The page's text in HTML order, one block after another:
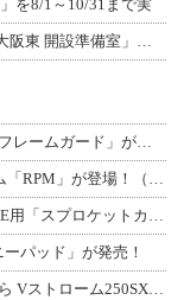
を8/1～10/31まで実
【トライアンフ】関西最大規模「トライアンフ大阪東 開設準備室」がオープン！ 限定
マジカルレーシングから MT-09／SP（24）用「フレームガード」が登場！
RPM から ホンダ GROM用エキゾーストシステム「RPM」が登場！（動画あり
カスタムスプロケットを見せる、Z900RS／CAFE用「スプロケットカバーフルキ
パッド」が発売！
ゲル素材入りで快適＆足つき向上！ デイトナから Vストローム250SX用「快適ロ